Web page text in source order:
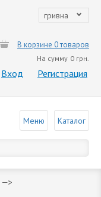
гривна
В корзине 0 товаров
На сумму 0 грн.
Вход Регистрация
Меню Каталог